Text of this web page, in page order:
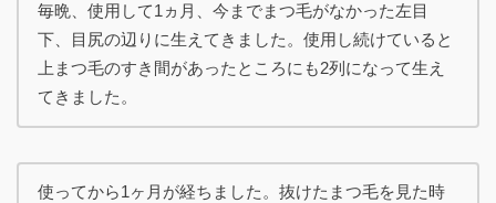
毎晩、使用して1ヵ月、今までまつ毛がなかった左目
下、目尻の辺りに生えてきました。使用し続けていると
上まつ毛のすき間があったところにも2列になって生え
てきました。
使ってから1ヶ月が経ちました。抜けたまつ毛を見た時